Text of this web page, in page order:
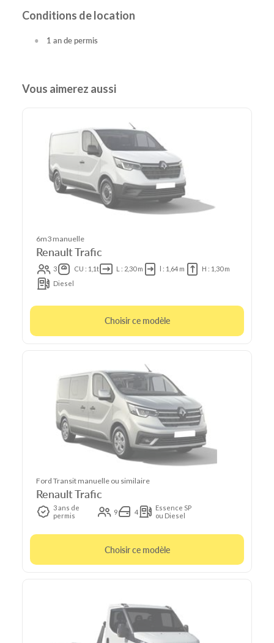
Conditions de location
1 an de permis
Vous aimerez aussi
6m3 manuelle
Renault Trafic
3 CU : 1,1t L : 2,30 m l : 1,64 m
H : 1,30 m
Diesel
Choisir ce modèle
Ford Transit manuelle ou similaire
Renault Trafic
3 ans de
permis
9 4
Essence SP
ou Diesel
Choisir ce modèle